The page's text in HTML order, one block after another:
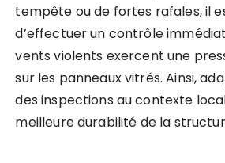
tempête ou de fortes rafales, il
d’effectuer un contrôle
vents violents exercent une
sur les panneaux vitrés. Ainsi,
des inspections au contexte
meilleure durabilité de la